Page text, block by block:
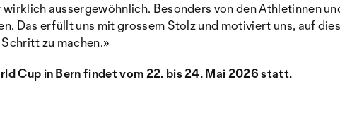
aussergewöhnlich. Besonders von den Athletinnen
Das erfüllt uns mit grossem Stolz und motiviert uns, auf
zu machen.»
Cup in Bern findet vom 22. bis 24. Mai 2026 statt.